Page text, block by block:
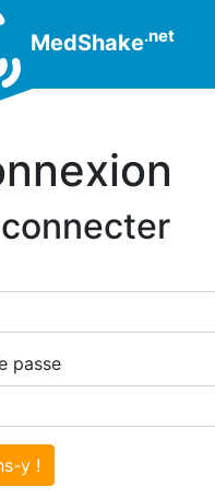
MedShake.net
passe
y !